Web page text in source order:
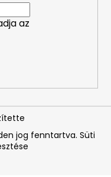
az
jog fenntartva. Süti